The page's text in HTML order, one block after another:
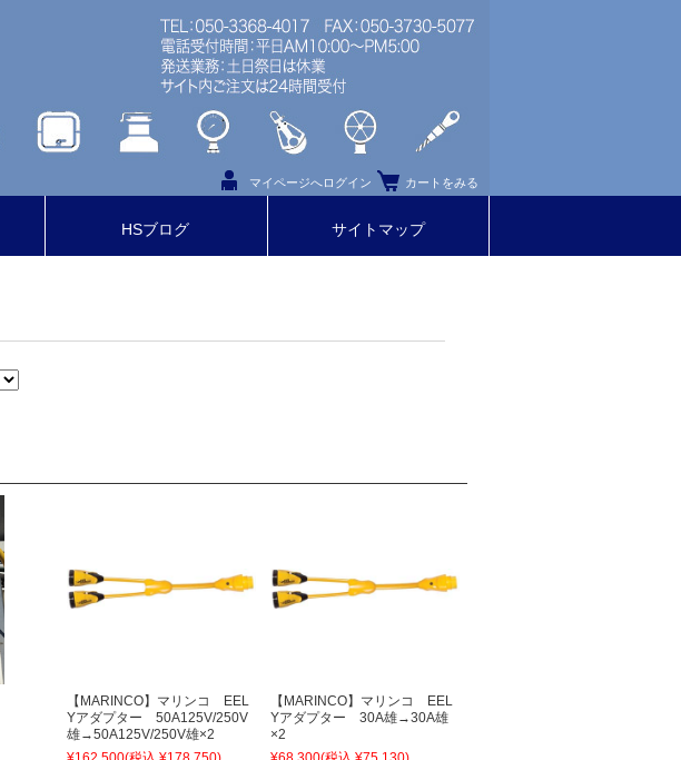
マイページへログイン カートをみる
HSブログ サイトマップ
【MARINCO】マリンコ EEL
Yアダプター 50A125V/250V
雄→50A125V/250V雄×2
【MARINCO】マリンコ EEL
Yアダプター 30A雄→30A雄
×2